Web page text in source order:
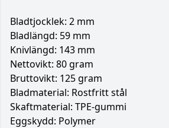
Bladtjocklek: 2 mm
Bladlängd: 59 mm
Knivlängd: 143 mm
Nettovikt: 80 gram
Bruttovikt: 125 gram
Bladmaterial: Rostfritt stål
Skaftmaterial: TPE-gummi
Eggskydd: Polymer